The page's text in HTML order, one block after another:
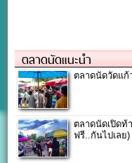
ตลาดนัดแนะนำ
ตลาดนัดวัดแ
ตลาดนัดเปิดท้
ฟรี..กันไปเลย)